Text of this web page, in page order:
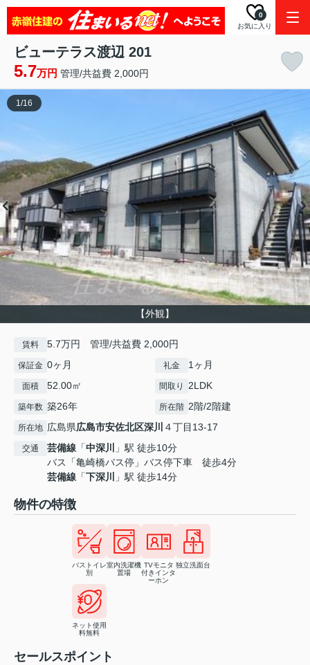
お気に入り
0
ビューテラス渡辺 201
5.7万円 管理/共益費 2,000円
【外観】
1/16
賃料 5.7万円 管理/共益費 2,000円
保証金 0ヶ月 礼金 1ヶ月
面積 52.00㎡ 間取り 2LDK
築年数 築26年 所在階 2階/2階建
所在地 広島県広島市安佐北区深川 ４丁目13-17
交通 芸備線 「中深川
」駅 徒歩10分
バス「亀崎橋バス停」バス停下車 徒歩4分
芸備線 「下深川 」駅 徒歩14分
物件の特徴
バストイレ
別
室内洗濯機
置場
TVモニタ
付きインタ
ーホン
独立洗面台
ネット使用
料無料
セールスポイント